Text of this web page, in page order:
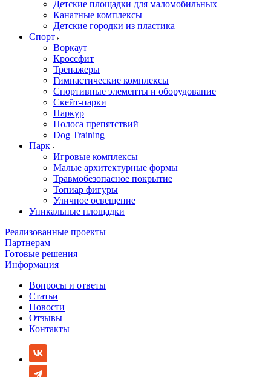
Детские площадки для маломобильных
Канатные комплексы
Детские городки из пластика
Спорт
Воркаут
Кроссфит
Тренажеры
Гимнастические комплексы
Спортивные элементы и оборудование
Скейт-парки
Паркур
Полоса препятствий
Dog Training
Парк
Игровые комплексы
Малые архитектурные формы
Травмобезопасное покрытие
Топиар фигуры
Уличное освещение
Уникальные площадки
Реализованные проекты
Партнерам
Готовые решения
Информация
Вопросы и ответы
Статьи
Новости
Отзывы
Контакты